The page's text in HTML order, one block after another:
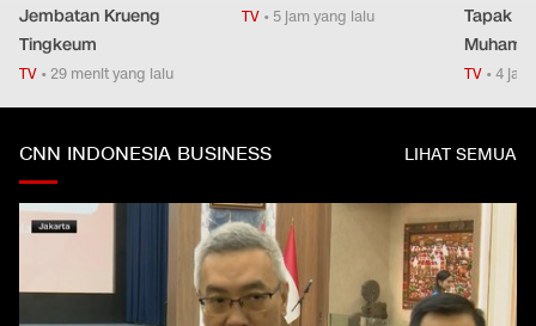
Jembatan Krueng
Tingkeum
TV •29 menit yang lalu
TV • 5 jam yang lalu
Tapak
TV •4
CNN INDONESIA BUSINESS LIHAT SEMUA